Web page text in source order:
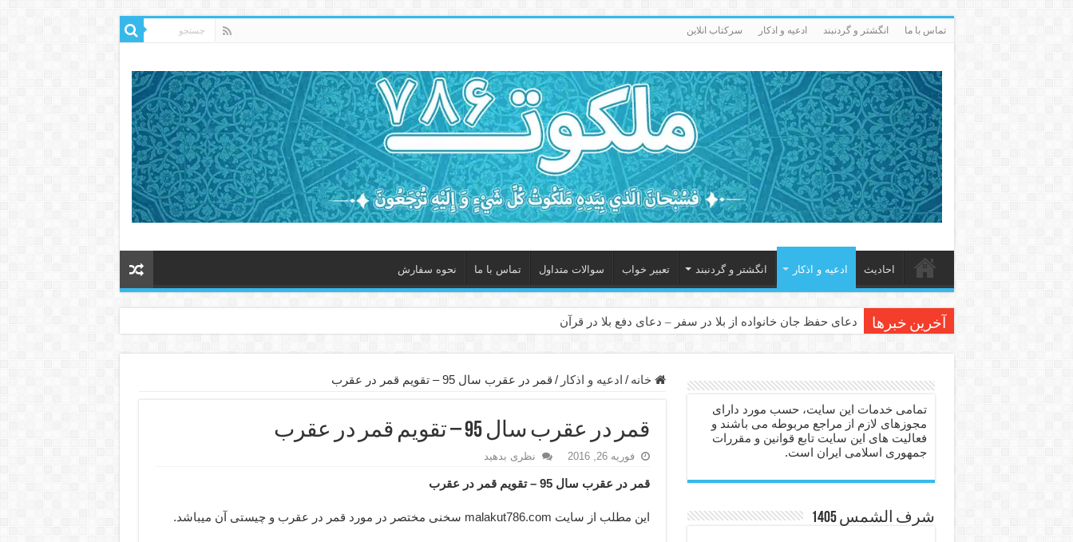
تماس با ما انگشتر و گردنبند ادعيه و اذكار سرکتاب انلاین
احاديث ادعيه و اذكار انگشتر و گردنبند تعبیر خواب سوالات متداول تماس با ما نحوه سفارش
آخرین خبرها دعای حفظ جان خانواده از بلا در سفر – دعای دفع بلا در قرآن
دعا برای عاشق شدن طرف مقابل – عاشق کردن طرف مقابل از راه دور
دعای حفظ جان عزیزان از بلا در سفر – دعا برای رفع حوادث بد روزانه
انواع ذکرهای الهی و خواص آن – مجرب ترین ذکرها برای برآوردن حاجات
دعای روزی و رفع فقر – دعای مجرب برای گشایش مالی و برکت در کار
دعای قوی برای حاجات دنیا و آخرت – حاجت روایی و رفع مشکلات
ختم سوره تکاثر برای جذب ثروت – خواص و برکات سوره تکاثر
خانه / ادعيه و اذكار / قمر در عقرب سال 95 – تقویم قمر در عقرب
قمر در عقرب سال 95 – تقویم قمر در عقرب
فوریه 26, 2016 نظری بدهید
قمر در عقرب سال 95 – تقویم قمر در عقرب
این مطلب از سایت malakut786.com سخنی مختصر در مورد قمر در عقرب و چیستی آن میباشد.
تمامی خدمات این سایت، حسب مورد دارای
مجوزهای لازم از مراجع مربوطه می باشند و
فعالیت های این سایت تابع قوانین و مقررات
جمهوری اسلامی ایران است.
شرف الشمس 1405